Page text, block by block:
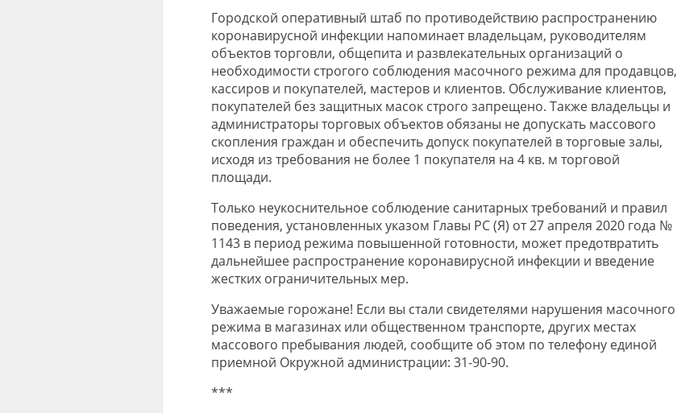
Городской оперативный штаб по противодействию распространению
коронавирусной инфекции напоминает владельцам, руководителям
объектов торговли, общепита и развлекательных организаций о
необходимости строгого соблюдения масочного режима для продавцов,
кассиров и покупателей, мастеров и клиентов. Обслуживание клиентов,
покупателей без защитных масок строго запрещено. Также владельцы и
администраторы торговых объектов обязаны не допускать массового
скопления граждан и обеспечить допуск покупателей в торговые залы,
исходя из требования не более 1 покупателя на 4 кв. м торговой
площади.
Только неукоснительное соблюдение санитарных требований и правил
поведения, установленных указом Главы РС (Я) от 27 апреля 2020 года №
1143 в период режима повышенной готовности, может предотвратить
дальнейшее распространение коронавирусной инфекции и введение
жестких ограничительных мер.
Уважаемые горожане! Если вы стали свидетелями нарушения масочного
режима в магазинах или общественном транспорте, других местах
массового пребывания людей, сообщите об этом по телефону единой
приемной Окружной администрации: 31-90-90.
***